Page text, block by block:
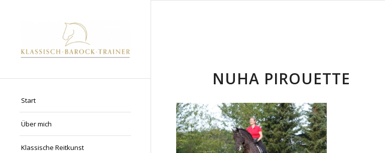
Start
Über mich
Klassische Reitkunst
NUHA PIROUETTE